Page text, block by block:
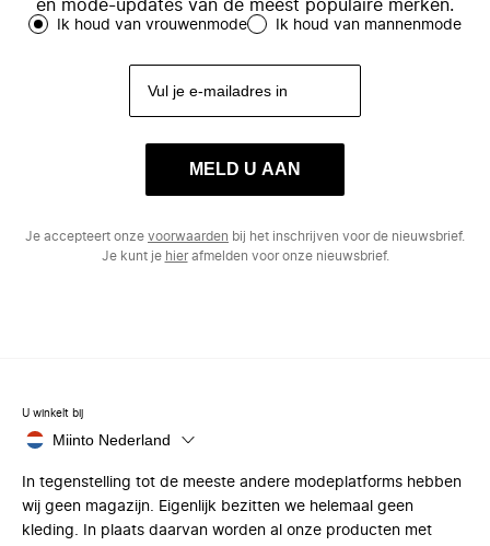
en mode-updates van de meest populaire merken.
Ik houd van vrouwenmode Ik houd van mannenmode
MELD U AAN
Je accepteert onze voorwaarden bij het inschrijven voor de nieuwsbrief.
Je kunt je hierafmelden voor onze nieuwsbrief.
U winkelt bij
Miinto Nederland
In tegenstelling tot de meeste andere modeplatforms hebben
wij geen magazijn. Eigenlijk bezitten we helemaal geen
kleding. In plaats daarvan worden al onze producten met